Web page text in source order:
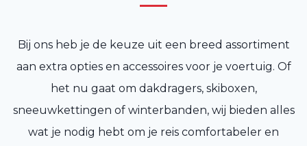
Bij ons heb je de keuze uit een breed assortiment
aan extra opties en accessoires voor je voertuig. Of
het nu gaat om dakdragers, skiboxen,
sneeuwkettingen of winterbanden, wij bieden alles
wat je nodig hebt om je reis comfortabeler en